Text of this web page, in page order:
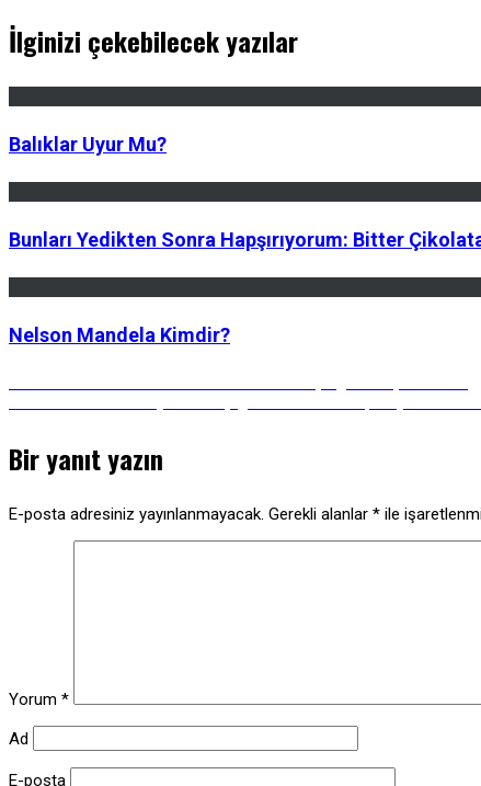
İlginizi çekebilecek yazılar
Balıklar Uyur Mu?
Bunları Yedikten Sonra Hapşırıyorum: Bitter
Nelson Mandela Kimdir?
Yazı
Bir yanıt yazın
E-posta adresiniz yayınlanmayacak. Gerekli alanlar * ile
Yorum *
Ad
E-posta